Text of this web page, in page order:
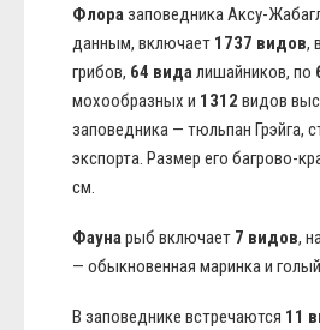
Флоразаповедника Аксу-
данным, включает 1737 видов,
грибов, 64 видалишайников, по
мохообразных и 1312 видов
заповедника — тюльпан Грэйга,
экспорта. Размер его багрово-
см.
Фаунарыб включает 7 видов,
— обыкновенная маринка и
В заповеднике встречаются 11